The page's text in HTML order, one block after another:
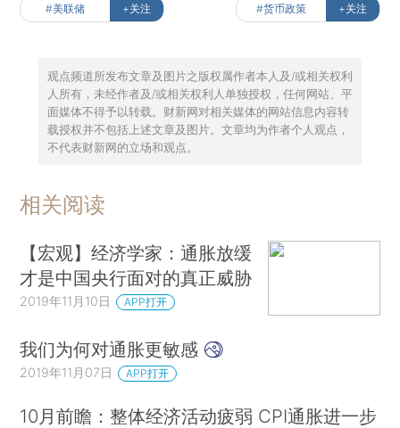
#美联储 +关注 #货币政策 +关注
观点频道所发布文章及图片之版权属作者本人及/或相关权利
人所有，未经作者及/或相关权利人单独授权，任何网站、平
面媒体不得予以转载。财新网对相关媒体的网站信息内容转
载授权并不包括上述文章及图片。文章均为作者个人观点，
不代表财新网的立场和观点。
相关阅读
【宏观】经济学家：通胀放缓
才是中国央行面对的真正威胁
2019年11月10日 APP打开
我们为何对通胀更敏感
2019年11月07日 APP打开
10月前瞻：整体经济活动疲弱 CPI通胀进一步